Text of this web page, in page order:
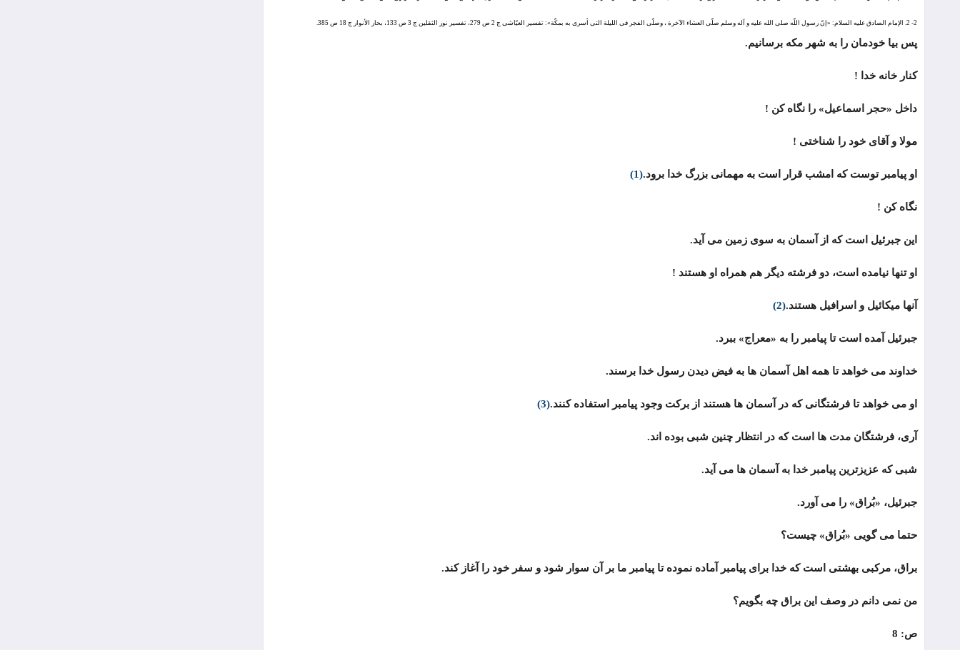
2- 2. الإمام الصادق علیه السلام: «إنّ رسول اللّه صلی الله علیه و آله وسلم صلّی العشاء الآخرة ، وصلّی الفجر فی اللیلة التی أسری به بمکّة»: تفسیر العیّاشی ج 2 ص 279، تفسیر نور الثقلین ج 3 ص 133، بحار الأنوار ج 18 ص 385.
پس بیا خودمان را به شهر مکه برسانیم.
کنار خانه خدا !
داخل «حجر اسماعیل» را نگاه کن !
مولا و آقای خود را شناختی !
او پیامبر توست که امشب قرار است به مهمانی بزرگ خدا برود.(1)
نگاه کن !
این جبرئیل است که از آسمان به سوی زمین می آید.
او تنها نیامده است، دو فرشته دیگر هم همراه او هستند !
آنها میکائیل و اسرافیل هستند.(2)
جبرئیل آمده است تا پیامبر را به «معراج» ببرد.
خداوند می خواهد تا همه اهل آسمان ها به فیض دیدن رسول خدا برسند.
او می خواهد تا فرشتگانی که در آسمان ها هستند از برکت وجود پیامبر استفاده کنند.(3)
آری، فرشتگان مدت ها است که در انتظار چنین شبی بوده اند.
شبی که عزیزترین پیامبر خدا به آسمان ها می آید.
جبرئیل، «بُراق» را می آورد.
حتما می گویی «بُراق» چیست؟
براق، مرکبی بهشتی است که خدا برای پیامبر آماده نموده تا پیامبر ما بر آن سوار شود و سفر خود را آغاز کند.
من نمی دانم در وصف این براق چه بگویم؟
ص: 8